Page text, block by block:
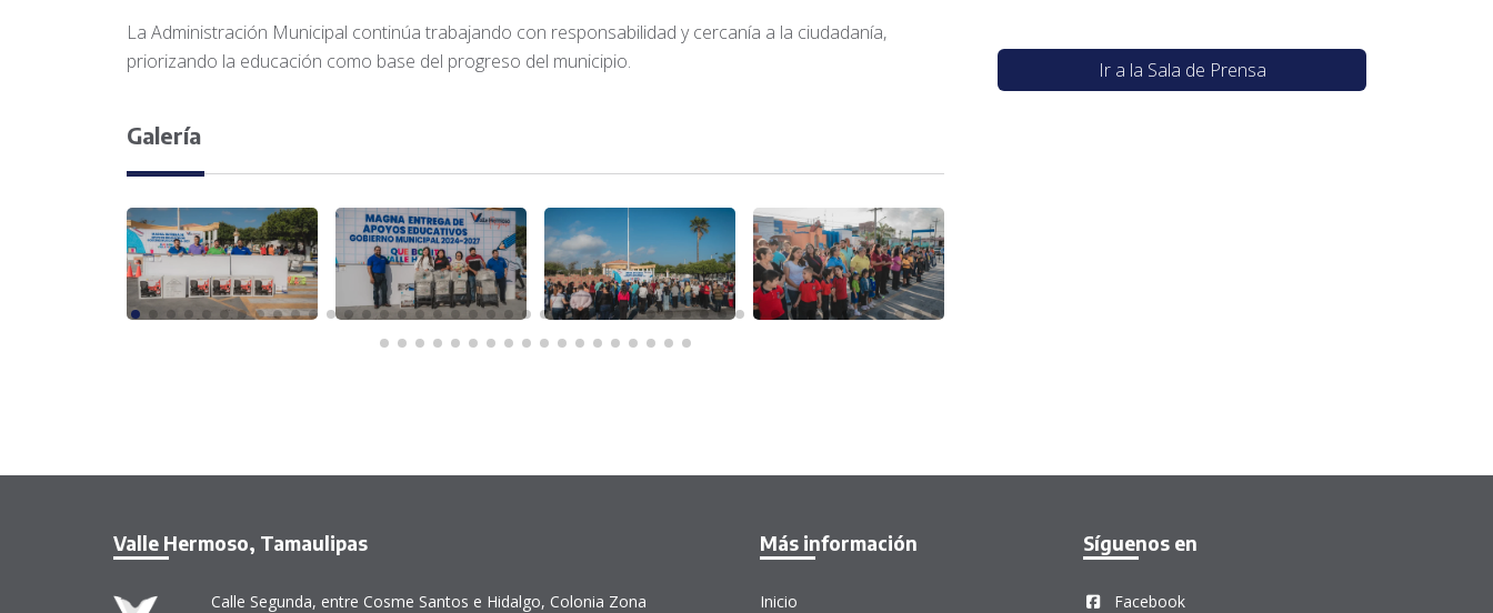
La Administración Municipal continúa trabajando con responsabilidad y cercanía a la ciudadanía,
priorizando la educación como base del progreso del municipio.
Galería
Ir a la Sala de Prensa
Valle Hermoso, Tamaulipas
Calle Segunda, entre Cosme Santos e Hidalgo, Colonia Zona
Más información
Inicio
Síguenos en
Facebook